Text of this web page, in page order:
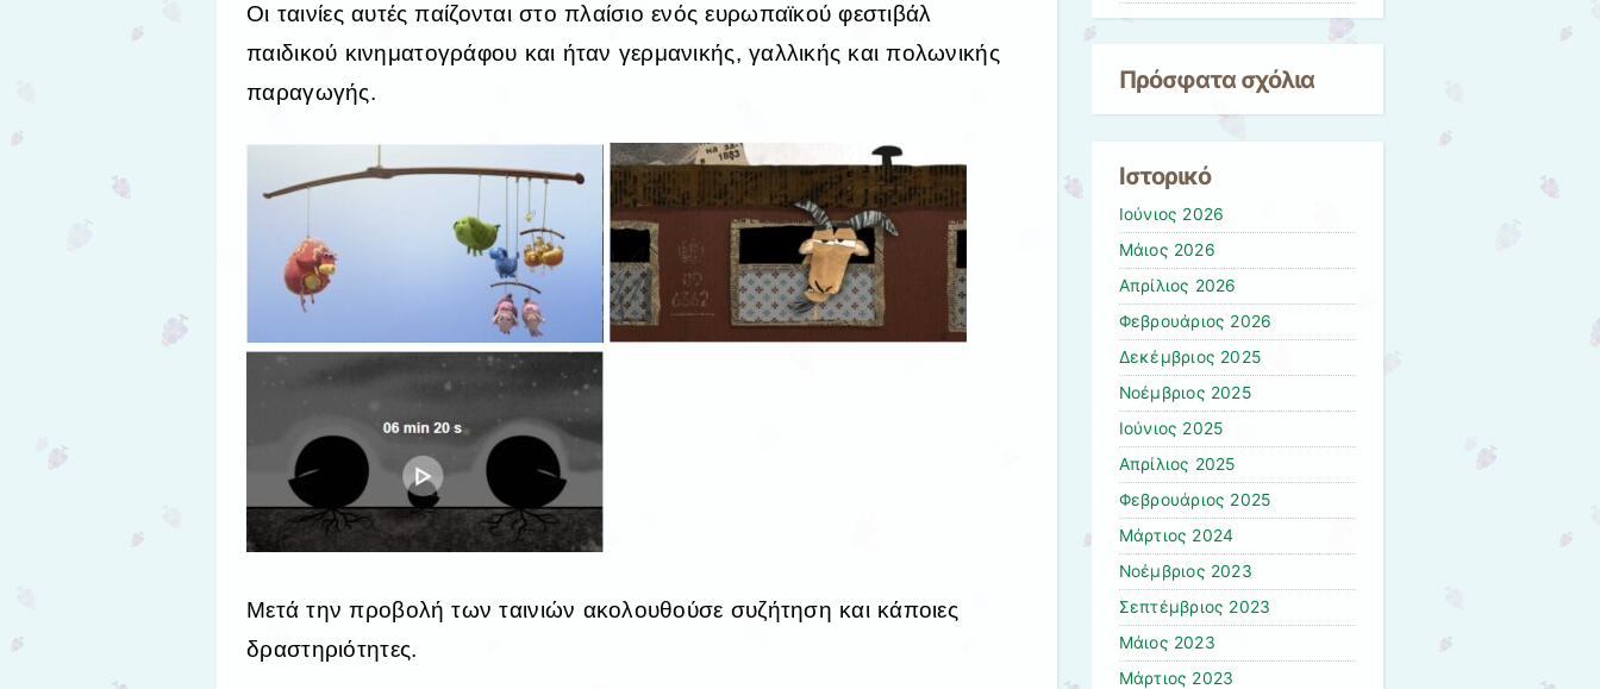
Οι ταινίες αυτές παίζονται στο πλαίσιο ενός ευρωπαϊκού φεστιβάλ
παιδικού κινηματογράφου και ήταν γερμανικής, γαλλικής και πολωνικής
παραγωγής.
Μετά την προβολή των ταινιών ακολουθούσε συζήτηση και κάποιες
δραστηριότητες.
Πρόσφατα σχόλια
Ιστορικό
Ιούνιος 2026
Μάιος 2026
Απρίλιος 2026
Φεβρουάριος 2026
Δεκέμβριος 2025
Νοέμβριος 2025
Ιούνιος 2025
Απρίλιος 2025
Φεβρουάριος 2025
Μάρτιος 2024
Νοέμβριος 2023
Σεπτέμβριος 2023
Μάιος 2023
Μάρτιος 2023